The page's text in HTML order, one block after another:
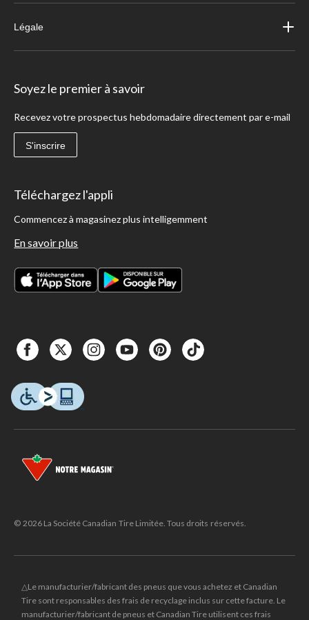
Légale
Soyez le premier à savoir
Recevez votre prospectus hebdomadaire directement par e-mail
S'inscrire
Téléchargez l'appli
Commencez à magasinez plus intelligemment
En savoir plus
© 2026 La Société Canadian Tire Limitée. Tous droits réservés.
△Le manufacturier/fabricant des pneus que vous achetez et Canadian
Tire sont responsables des frais de recyclage inclus sur cette facture. Le
manufacturier/fabricant de pneus et Canadian Tire utilisent ces frais